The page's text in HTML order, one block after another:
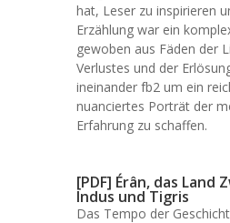
hat, Leser zu inspirieren
Erzählung war ein
gewoben aus Fäden der
Verlustes und der
ineinander fb2 um ein
nuanciertes Porträt der
Erfahrung zu schaffen.
[PDF] Érân, das Land
Indus und Tigris
Das Tempo der